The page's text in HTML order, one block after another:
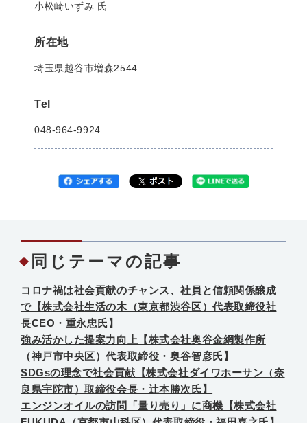
小松崎いずみ 氏
所在地
埼玉県越谷市増森2544
Tel
048-964-9924
同じテーマの記事
コロナ禍は社会貢献のチャンス、社員と信頼関係醸成
で【株式会社生活の木（東京都渋谷区）代表取締役社
長CEO・重永忠氏】
強み活かした提案力向上【株式会社奥谷金網製作所
（神戸市中央区）代表取締役・奥谷智彦氏】
SDGsの理念で社会貢献【株式会社ダイワホーサン（奈
良県宇陀市）取締役会長・辻本勝次氏】
エンジンオイルの訪問「量り売り」に商機【株式会社